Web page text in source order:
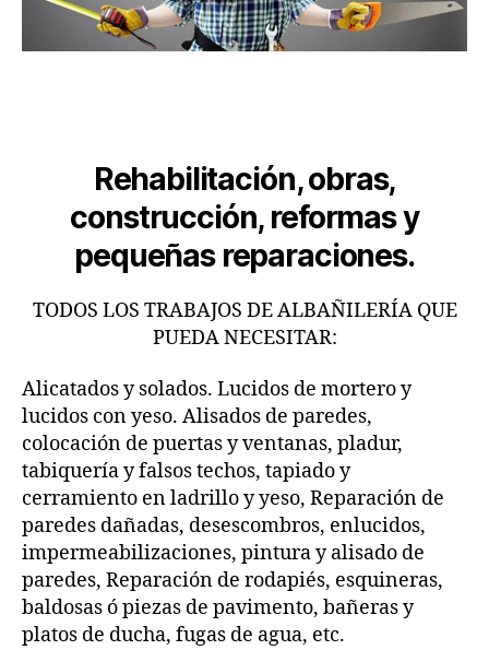
Rehabilitación, obras,
construcción, reformas y
pequeñas reparaciones.
TODOS LOS TRABAJOS DE ALBAÑILERÍA QUE
PUEDA NECESITAR:
Alicatados y solados. Lucidos de mortero y
lucidos con yeso. Alisados de paredes,
colocación de puertas y ventanas, pladur,
tabiquería y falsos techos, tapiado y
cerramiento en ladrillo y yeso, Reparación de
paredes dañadas, desescombros, enlucidos,
impermeabilizaciones, pintura y alisado de
paredes, Reparación de rodapiés, esquineras,
baldosas ó piezas de pavimento, bañeras y
platos de ducha, fugas de agua, etc.